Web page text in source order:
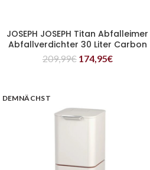
WEITERLESEN
JOSEPH JOSEPH Titan Abfalleimer
Abfallverdichter 30 Liter Carbon
Black
209,99€ 174,95€
DEMNÄCHST